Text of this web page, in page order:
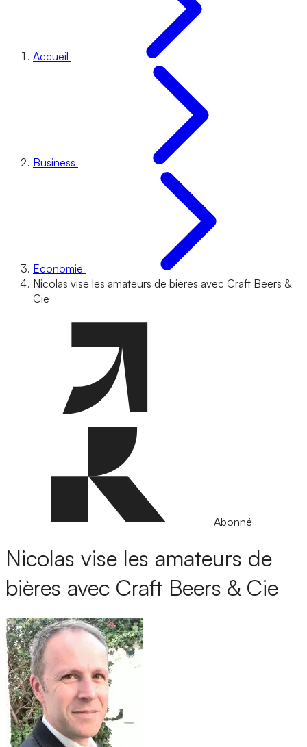
Accueil
Business
Economie
Nicolas vise les amateurs de bières avec Craft Beers &
Cie
Abonné
Nicolas vise les amateurs de
bières avec Craft Beers & Cie